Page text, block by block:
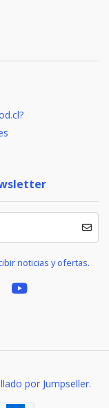
noticias y ofertas.
por Jumpseller.